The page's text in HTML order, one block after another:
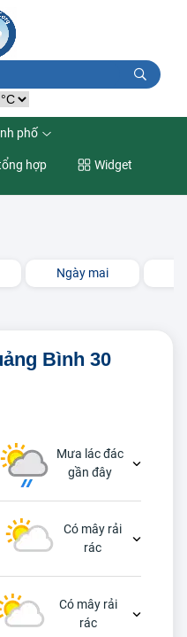
phố
hợp Widget
Ngày mai
Bình 30
Mưa lác đác
gần đây
Có mây rải
rác
Có mây rải
rác